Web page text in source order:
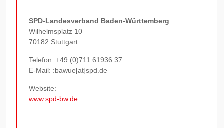
SPD-Landesverband Baden-Württemberg
Wilhelmsplatz 10
70182 Stuttgart
Telefon:+49 (0)711 61936 37
E-Mail: :bawue[at]spd.de
Website:
www.spd-bw.de